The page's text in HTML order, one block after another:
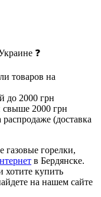
39
❓
товаров на
до 2000 грн
свыше 2000 грн
(доставка
газовые горелки,
в Бердянске.
хотите купить
на нашем сайте